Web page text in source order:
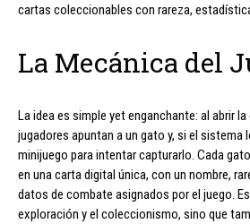
cartas coleccionables con rareza,
La Mecánica del
La idea es simple yet enganchante: al abrir
jugadores apuntan a un gato y, si el sistema
minijuego para intentar capturarlo. Cada
en una carta digital única, con un nombre,
datos de combate asignados por el juego.
exploración y el coleccionismo, sino que